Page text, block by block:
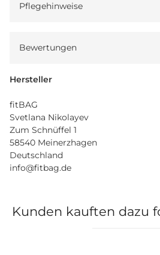
Pflegehinweise
Bewertungen
Hersteller
fitBAG
Svetlana Nikolayev
Zum Schnüffel 1
58540 Meinerzhagen
Deutschland
info@fitbag.de
Kunden kauften dazu